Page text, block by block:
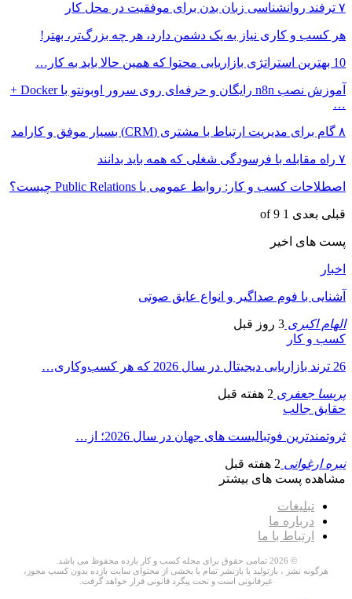
۷ ترفند روانشناسی زبان بدن برای موفقیت در محل کار
هر کسب و کاری نیاز به یک دشمن دارد، هر چه بزرگ‌تر، بهتر!
10 بهترین استراتژی بازاریابی محتوا که همین حالا باید به کار…
آموزش نصب n8n رایگان و حرفه‌ای روی سرور اوبونتو با Docker +
…
۸ گام برای مدیریت ارتباط با مشتری (CRM) بسیار موفق و کارامد
۷ راه مقابله با فرسودگی شغلی که همه باید بدانند
اصطلاحات کسب و کار: روابط عمومی یا Public Relations چیست؟
قبلی بعدی 1 of 9
پست های اخیر
اخبار
آشنایی با فوم صداگیر و انواع عایق صوتی
الهام اکبری 3 روز قبل
کسب و کار
26 ترند بازاریابی دیجیتال در سال 2026 که هر کسب‌وکاری…
پریسا جعفری 2 هفته قبل
حقایق جالب
ثروتمندترین فوتبالیست های جهان در سال 2026؛ از…
نیره ارغوانی 2 هفته قبل
مشاهده پست های بیشتر
تبلیغات
درباره ما
ارتباط با ما
© 2026 تمامی حقوق برای مجله کسب و کار بازده محفوظ می باشد.
هرگونه نشر ، بازتولید یا بازنشر تمام یا بخشی از محتوای سایت بازده بدون کسب مجوز،
غیرقانونی است و تحت پیگرد قانونی قرار خواهد گرفت.